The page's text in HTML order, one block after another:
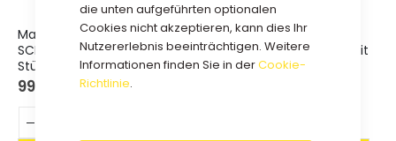
die unten aufgeführten optionalen
Cookies nicht akzeptieren, kann dies Ihr
Nutzererlebnis beeinträchtigen. Weitere
Informationen finden Sie in derCookie-
Richtlinie.
Magnetbox 33x22x10cm
SCHWARZ - Satz mit 25
Stück.
99,75 €
Magnetbox 35x25x10cm
SCHWARZ/WEISS - Satz mit
25 Stück.